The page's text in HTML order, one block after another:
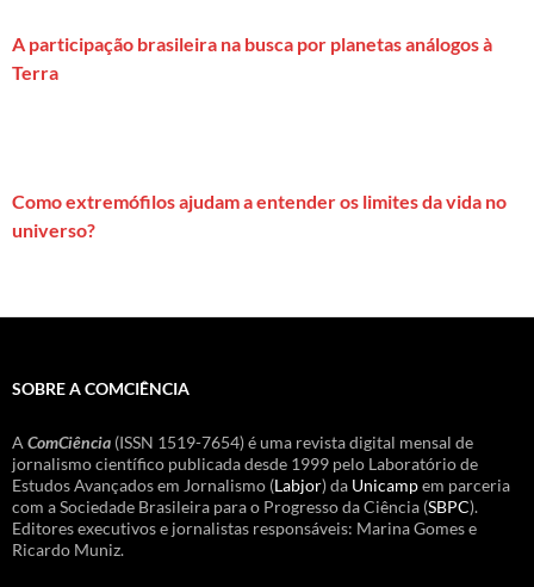
A participação brasileira na busca por planetas análogos à
Terra
Como extremófilos ajudam a entender os limites da vida no
universo?
SOBRE A COMCIÊNCIA
A ComCiência (ISSN 1519-7654) é uma revista digital mensal de
jornalismo científico publicada desde 1999 pelo Laboratório de
Estudos Avançados em Jornalismo (Labjor) da Unicampem parceria
com a Sociedade Brasileira para o Progresso da Ciência (SBPC).
Editores executivos e jornalistas responsáveis: Marina Gomes e
Ricardo Muniz.